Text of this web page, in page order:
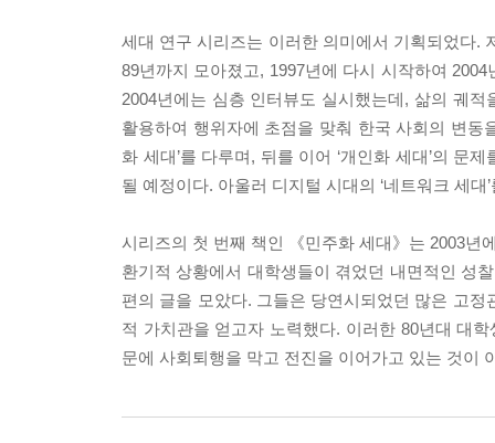
세대 연구 시리즈는 이러한 의미에서 기획되었다.
89년까지 모아졌고, 1997년에 다시 시작하여
2004년에는 심층 인터뷰도 실시했는데, 삶의 궤
활용하여 행위자에 초점을 맞춰 한국 사회의 변동
화 세대’를 다루며, 뒤를 이어 ‘개인화 세대’의 문
될 예정이다. 아울러 디지털 시대의 ‘네트워크 세
시리즈의 첫 번째 책인 《민주화 세대》는 2003년
환기적 상황에서 대학생들이 겪었던 내면적인 성
편의 글을 모았다. 그들은 당연시되었던 많은 고
적 가치관을 얻고자 노력했다. 이러한 80년대 대
문에 사회퇴행을 막고 전진을 이어가고 있는 것이